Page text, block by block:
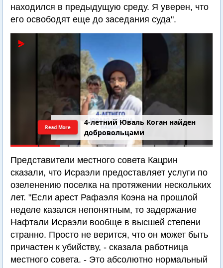
находился в предыдущую среду. Я уверен, что
его освободят еще до заседания суда".
4-летний Юваль Коган найден
добровольцами
Read More
Представители местного совета Кацрин
сказали, что Исраэли предоставляет услуги по
озеленению поселка на протяжении нескольких
лет. "Если арест Рафаэля Коэна на прошлой
неделе казался непонятным, то задержание
Нафтали Исраэли вообще в высшей степени
странно. Просто не верится, что он может быть
причастен к убийству, - сказала работница
местного совета. - Это абсолютно нормальный